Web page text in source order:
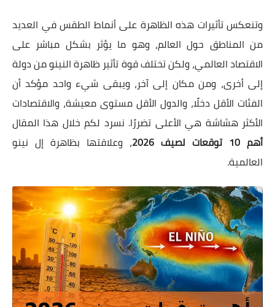
وتنعكس تأثيرات هذه الظاهرة على أنماط الطقس في العديد
من المناطق حول العالم، وهو ما يؤثر بشكل مباشر على
الاقتصاد العالمي، ولكن تختلف قوة تأثير ظاهرة النينو من دولة
إلى أخرى، ومن مكان إلى آخر، ويبقى شيء واحد مؤكد أن
الفئات الأقل دخلًا، والدول الأقل مستوى معيشة، والاقتصادات
الأكثر هشاشة هي الأعلى تضررًا. نسرد لكم خلال هذا المقال
أهم 10 توقعات لصيف 2026
، وعلاقتها بظاهرة إل نينو
العالمية.